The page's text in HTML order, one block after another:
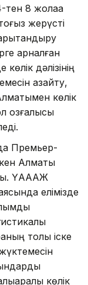
8 жолаққа
жерүсті
арналған
дәлізінің
азайту,
көлік
қозғалысы
Премьер-
Алматы
ҮАААЖ
елімізде
толық іске
көлік